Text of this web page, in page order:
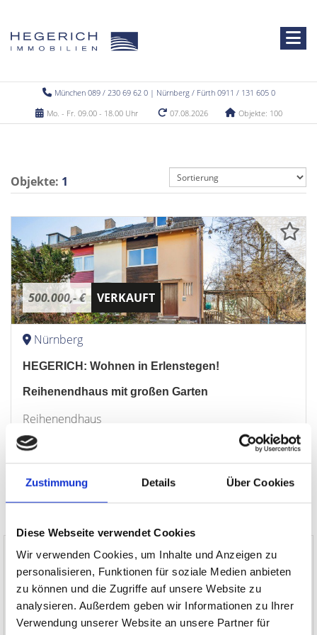
Zustimmung Details Über Cookies
Diese Webseite verwendet Cookies
Wir verwenden Cookies, um Inhalte und Anzeigen zu
personalisieren, Funktionen für soziale Medien anbieten
zu können und die Zugriffe auf unsere Website zu
analysieren. Außerdem geben wir Informationen zu Ihrer
Verwendung unserer Website an unsere Partner für
München 089 / 230 69 62 0 | Nürnberg / Fürth 0911 / 131 605 0
Mo. - Fr. 09.00 - 18.00 Uhr
07.08.2026 Objekte: 100
Objekte: 1
500.000,- € VERKAUFT
Nürnberg
HEGERICH: Wohnen in Erlenstegen!
Reihenendhaus mit großen Garten
Reihenendhaus
WOHNFLÄCHE
ZIMMER
5.00 von 5
Empfehlung! I would like to
sincerely thank Ms. Amelie
Jamrow for her excellent
and very friendly service.
From the minute I saw her